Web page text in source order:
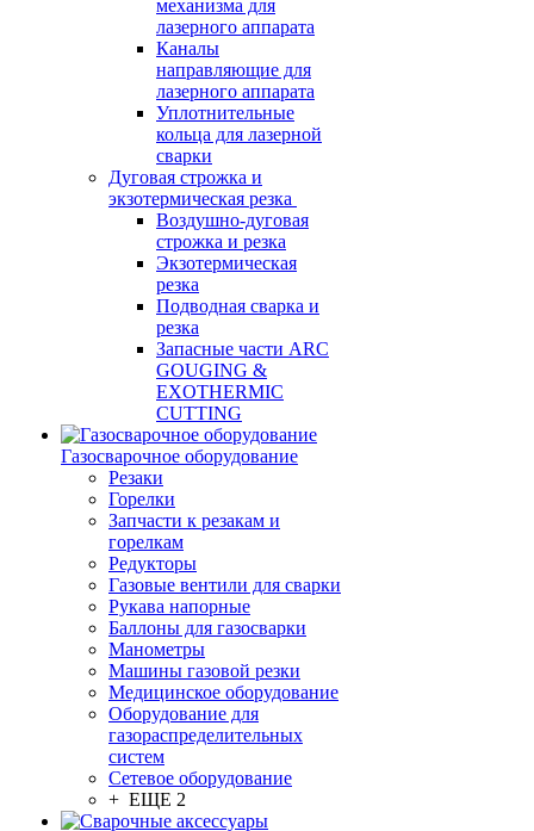
механизма для
лазерного аппарата
Каналы
направляющие для
лазерного аппарата
Уплотнительные
кольца для лазерной
сварки
Дуговая строжка и
экзотермическая резка
Воздушно-дуговая
строжка и резка
Экзотермическая
резка
Подводная сварка и
резка
Запасные части ARC
GOUGING &
EXOTHERMIC
CUTTING
Газосварочное оборудование
Резаки
Горелки
Запчасти к резакам и
горелкам
Редукторы
Газовые вентили для сварки
Рукава напорные
Баллоны для газосварки
Манометры
Машины газовой резки
Медицинское оборудование
Оборудование для
газораспределительных
систем
Сетевое оборудование
+ ЕЩЕ 2